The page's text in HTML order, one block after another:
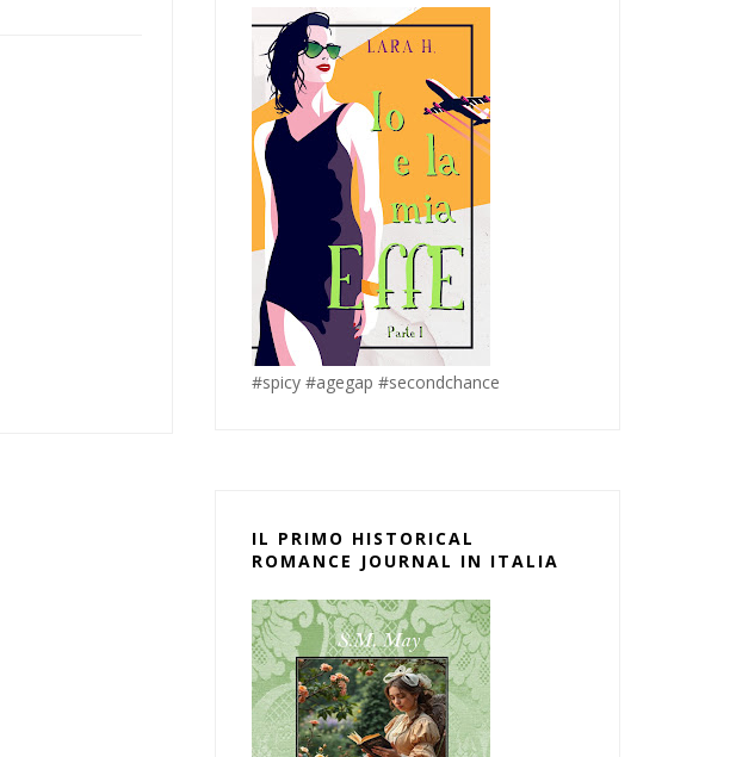
#spicy #agegap #secondchance
IL PRIMO HISTORICAL
ROMANCE JOURNAL IN ITALIA